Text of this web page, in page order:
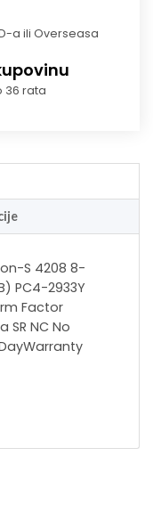
a ili Overseasa
36 rata
S 4208 8-
PC4-2933Y
Factor
SR NC No